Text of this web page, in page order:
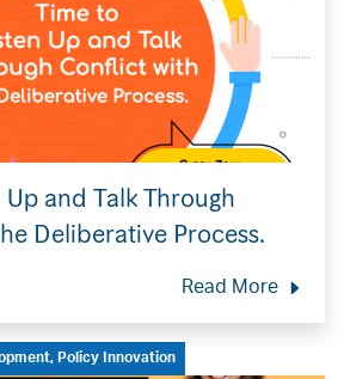
and Talk Through
Deliberative Process.
Read More
Policy Innovation